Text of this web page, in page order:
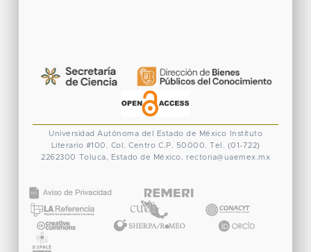
Universidad Autónoma del Estado de México
Instituto
Literario #100. Col. Centro C.P. 50000. Tel. (01-722)
2262300 Toluca, Estado de México. rectoria@uaemex.mx